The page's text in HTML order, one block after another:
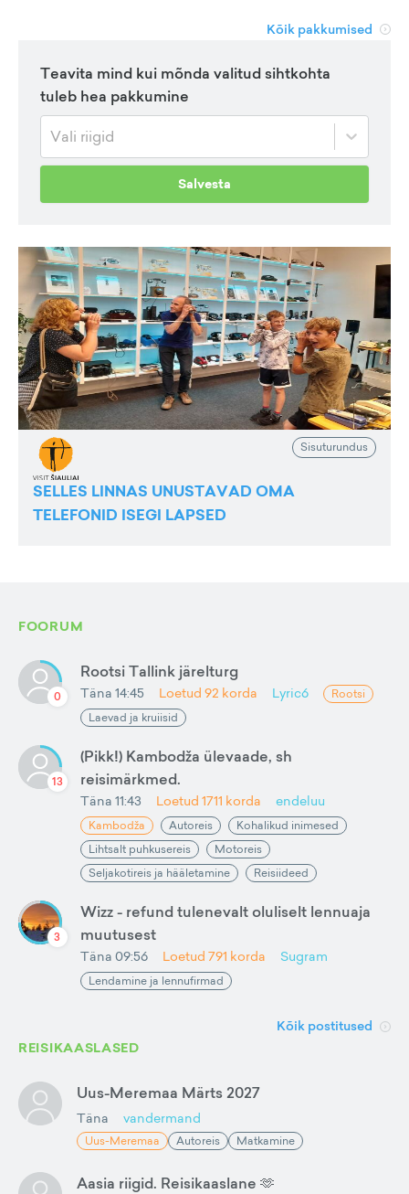
Kõik pakkumised
Teavita mind kui mõnda valitud sihtkohta
tuleb hea pakkumine
Vali riigid
Salvesta
Sisuturundus
SELLES LINNAS UNUSTAVAD OMA
TELEFONID ISEGI LAPSED
FOORUM
0
Rootsi Tallink järelturg
Täna 14:45 Loetud 92 korda Lyric6
Rootsi
Laevad ja kruiisid
13
(Pikk!) Kambodža ülevaade, sh
reisimärkmed.
Täna 11:43 Loetud 1711 korda endeluu
Kambodža Autoreis
Kohalikud inimesed
Lihtsalt puhkusereis
Motoreis
Seljakotireis ja hääletamine
Reisiideed
3
Wizz - refund tulenevalt oluliselt lennuaja
muutusest
Täna 09:56 Loetud 791 korda Sugram
Lendamine ja lennufirmad
Kõik postitused
REISIKAASLASED
Uus-Meremaa Märts 2027
Täna vandermand
Uus-Meremaa Autoreis Matkamine
Aasia riigid. Reisikaaslane 🫶